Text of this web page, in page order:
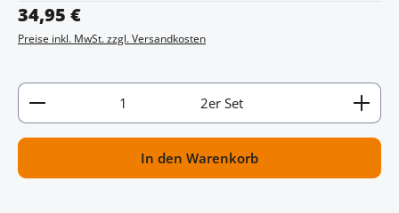
Regulärer Preis:
34,95 €
Preise inkl. MwSt. zzgl. Versandkosten
Artikel Anzahl: Gib den gewünschten Wert ein
2er Set
In den Warenkorb